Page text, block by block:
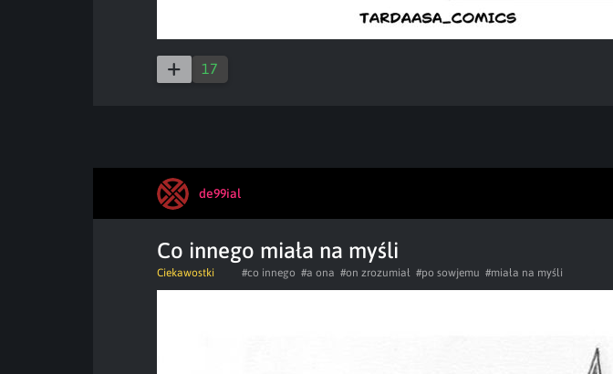
17
de99ial
Co innego miała na myśli
Ciekawostki #co innego #a ona #on zrozumiał #po sowjemu #miała na myśli